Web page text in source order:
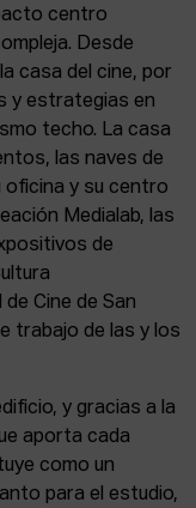
centro
Desde
casa del cine, por
y estrategias en
techo. La casa
las naves de
oficina y su centro
Medialab, las
de
Cine de San
trabajo de las y los
y gracias a la
aporta cada
como un
para el estudio,